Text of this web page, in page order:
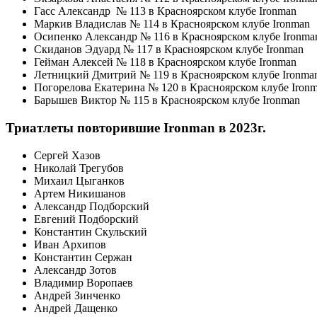
Гасс Александр № 113 в Красноярском клубе Ironman
Маркив Владислав № 114 в Красноярском клубе Ironman
Осипенко Александр № 116 в Красноярском клубе
Скиданов Эдуард № 117 в Красноярском клубе Ironman
Гейман Алексей № 118 в Красноярском клубе Ironman
Летницкий Дмитрий № 119 в Красноярском клубе
Погорелова Екатерина № 120 в Красноярском клубе
Барышев Виктор № 115 в Красноярском клубе Ironman
Триатлеты повторившие Ironman в 2023г.
Сергей Хазов
Николай Трегубов
Михаил Цыганков
Артем Никишанов
Александр Подборский
Евгений Подборский
Константин Скульский
Иван Архипов
Константин Сержан
Александр Зотов
Владимир Воропаев
Андрей Зинченко
Андрей Дащенко